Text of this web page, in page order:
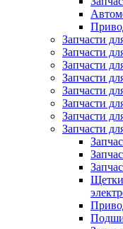
Запчасти
Запчасти
Запчасти
Запчасти
Запчасти
Запчасти
Запчасти
Запчасти
Щетки